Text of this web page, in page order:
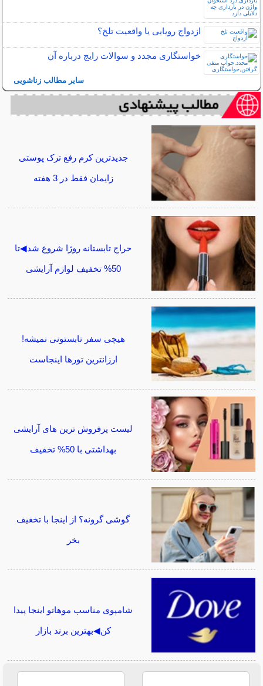
ازدواج رویایی یا واقعیت تلخ؟
خواستگاری مجدد و سوالات رایج درباره آن
سایر مطالب زناشویی
جدیدترین کرم رفع ترک پوستی
زایمان فقط در 3 هفته
حراج تابستانه روژا شروع شد◀تا
50% تخفیف لوازم آرایشی
هیچی سفر تابستونی نمیشه!
ارزانترین تورها اینجاست
لیست پرفروش ترین های آرایشی
بهداشتی با 50% تخفیف
گوشی گرونه؟ از اینجا با تخغیف
بخر
شامپوی مناسب موهاتو اینجا پیدا
کن◀بهترین برند بازار